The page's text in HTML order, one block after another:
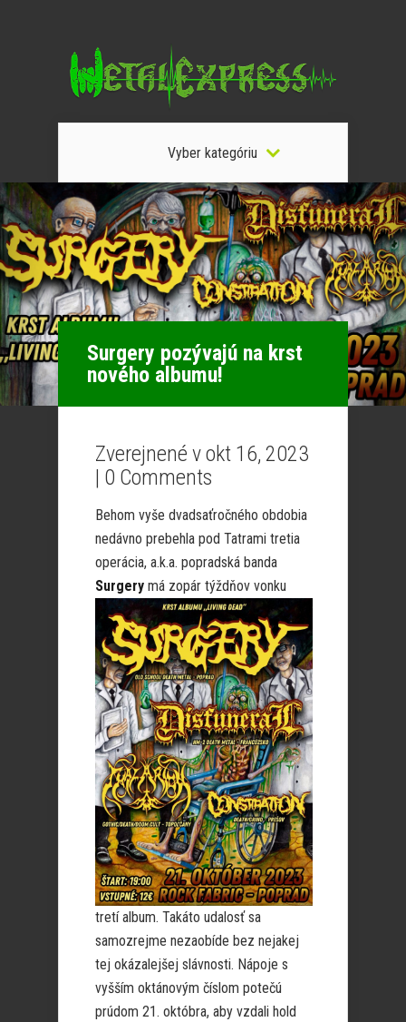
Vyber kategóriu
Surgery pozývajú na krst
nového albumu!
Zverejnené v okt 16, 2023
| 0 Comments
Behom vyše dvadsaťročného obdobia
nedávno prebehla pod Tatrami tretia
operácia, a.k.a. popradská banda
Surgery má zopár týždňov vonku
tretí album. Takáto udalosť sa
samozrejme nezaobíde bez nejakej
tej okázalejšej slávnosti. Nápoje s
vyšším oktánovým číslom potečú
prúdom 21. októbra, aby vzdali hold